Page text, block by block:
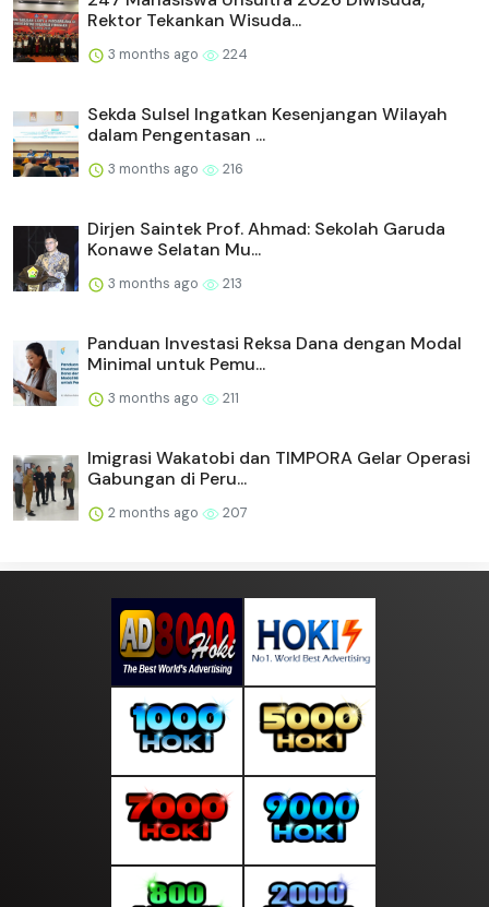
Rektor Tekankan Wisuda...
3 months ago 224
Sekda Sulsel Ingatkan Kesenjangan Wilayah
dalam Pengentasan ...
3 months ago 216
Dirjen Saintek Prof. Ahmad: Sekolah Garuda
Konawe Selatan Mu...
3 months ago 213
Panduan Investasi Reksa Dana dengan Modal
Minimal untuk Pemu...
3 months ago 211
Imigrasi Wakatobi dan TIMPORA Gelar Operasi
Gabungan di Peru...
2 months ago 207